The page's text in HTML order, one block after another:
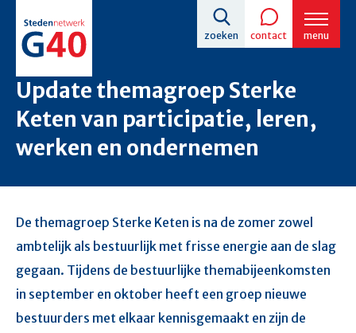
Overslaan
en
naar
de
inhoud
gaan
zoeken contact menu
Update themagroep Sterke
Keten van participatie, leren,
werken en ondernemen
De themagroep Sterke Keten is na de zomer zowel
ambtelijk als bestuurlijk met frisse energie aan de slag
gegaan. Tijdens de bestuurlijke themabijeenkomsten
in september en oktober heeft een groep nieuwe
bestuurders met elkaar kennisgemaakt en zijn de